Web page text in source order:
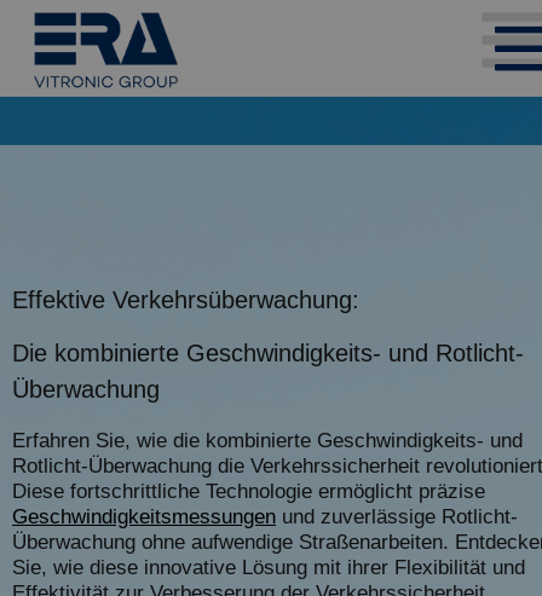
Effektive Verkehrsüberwachung:
Die kombinierte Geschwindigkeits- und Rotlicht-
Überwachung
Erfahren Sie, wie die kombinierte Geschwindigkeits- und
Rotlicht-Überwachung die Verkehrssicherheit
Diese fortschrittliche Technologie ermöglicht präzise
Geschwindigkeitsmessungen und zuverlässige Rotlicht-
Überwachung ohne aufwendige Straßenarbeiten.
Sie, wie diese innovative Lösung mit ihrer Flexibilität und